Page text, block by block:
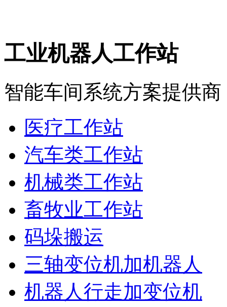
工业机器人工作站
智能车间系统方案提供商
医疗工作站
汽车类工作站
机械类工作站
畜牧业工作站
码垛搬运
三轴变位机加机器人
机器人行走加变位机